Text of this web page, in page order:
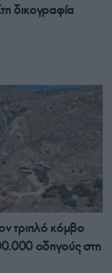
δικογραφία
τριπλό κόμβο
οδηγούς στη